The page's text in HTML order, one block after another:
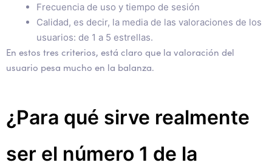
Frecuencia de uso y tiempo de sesión
Calidad, es decir, la media de las valoraciones de los
usuarios: de 1 a 5 estrellas.
En estos tres criterios, está claro que la valoración del
usuario pesa mucho en la balanza.
¿Para qué sirve realmente
ser el número 1 de la